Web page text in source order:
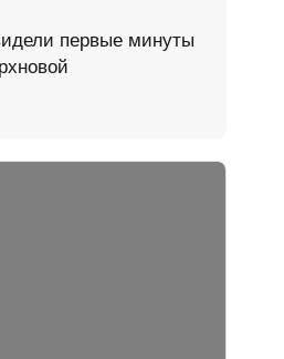
первые минуты